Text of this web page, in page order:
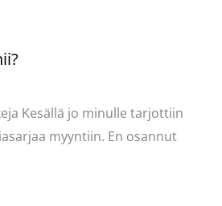
Kesällä jo minulle tarjottiin
myyntiin. En osannut